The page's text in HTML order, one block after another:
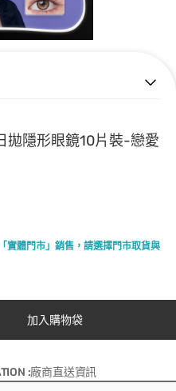
拋隱形眼鏡10片裝-戀愛
實體門市」銷售，請選擇門市取貨與
加入購物袋
:廠商直送資訊